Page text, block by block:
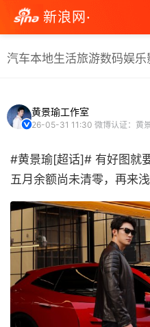
新浪网·
汽车本地生活旅游数码娱乐
黄景瑜工作室
26-05-31 11:30 微博认证：黄
#黄景瑜[超话]# 有好图就
五月余额尚未清零，再来